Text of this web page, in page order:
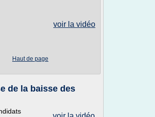
voir la vidéo
Haut de page
de la baisse des